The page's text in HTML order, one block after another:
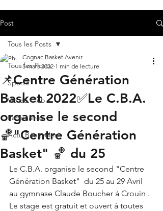
Post
Tous les Posts
Sportif
Vie du Club
Partenaires
Actu Bénévoles
Tous les Posts
📌Centre Génération
Basket 2022✅Le C.B.A.
organise le second
🏀"Centre Génération
Basket" 🏀 du 25
Cognac Basket Avenir
5 mars 2022 1 min de lecture
Le C.B.A. organise le second "Centre
Génération Basket"  du 25 au 29 Avril
au gymnase Claude Boucher à Crouin .
Le stage est gratuit et ouvert à toutes